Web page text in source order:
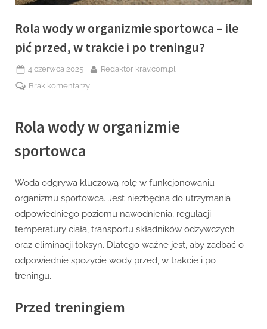
Rola wody w organizmie sportowca – ile
pić przed, w trakcie i po treningu?
Posted
on
4 czerwca 2025 By
Redaktor krav.com.pl
Brak komentarzydo
w
organizmie
przed,
w
trakcie
i
Rola wody w organizmie
sportowca
Woda odgrywa kluczową rolę w funkcjonowaniu
organizmu sportowca. Jest niezbędna do utrzymania
odpowiedniego poziomu nawodnienia, regulacji
temperatury ciała, transportu składników odżywczych
oraz eliminacji toksyn. Dlatego ważne jest, aby zadbać o
odpowiednie spożycie wody przed, w trakcie i po
treningu.
Przed treningiem